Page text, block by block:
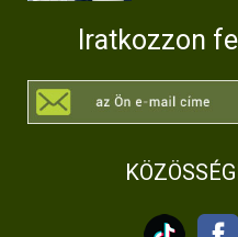
Iratkozzon